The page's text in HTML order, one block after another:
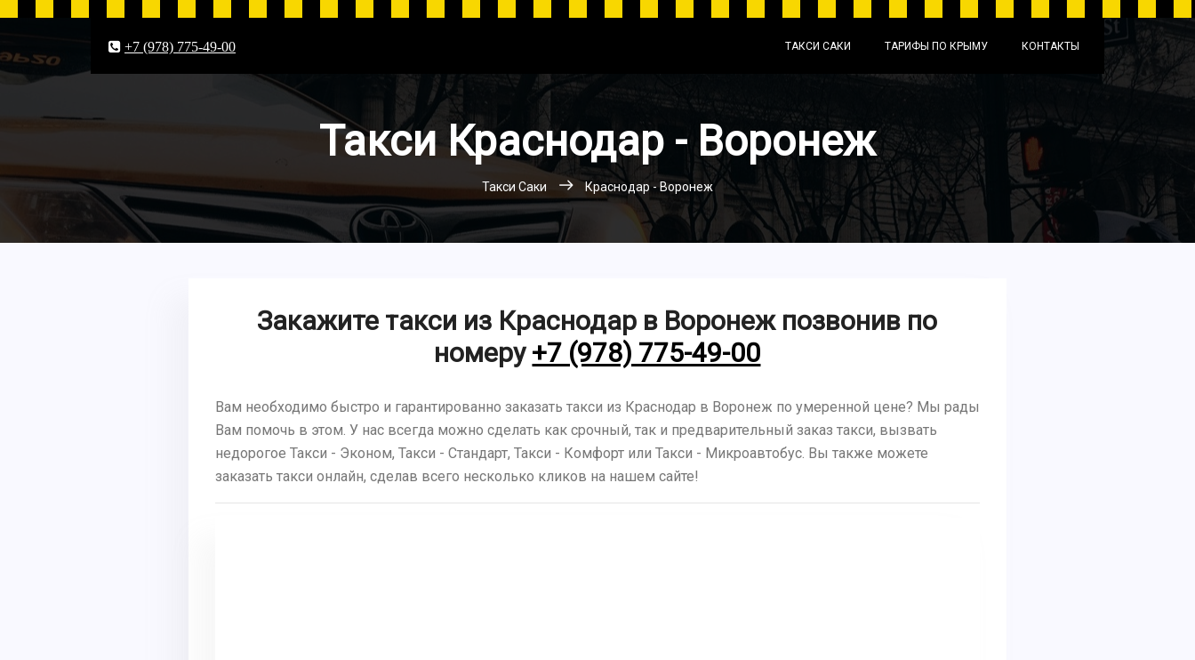
+7 (978) 775-49-00 ТАКСИ САКИ ТАРИФЫ ПО КРЫМУ КОНТАКТЫ
Такси Краснодар - Воронеж
Такси Саки Краснодар - Воронеж
Закажите такси из Краснодар в Воронеж позвонив по
номеру +7 (978) 775-49-00
Вам необходимо быстро и гарантированно заказать такси из Краснодар в Воронеж по умеренной цене? Мы рады
Вам помочь в этом. У нас всегда можно сделать как срочный, так и предварительный заказ такси, вызвать
недорогое Такси - Эконом, Такси - Стандарт, Такси - Комфорт или Такси - Микроавтобус. Вы также можете
заказать такси онлайн, сделав всего несколько кликов на нашем сайте!